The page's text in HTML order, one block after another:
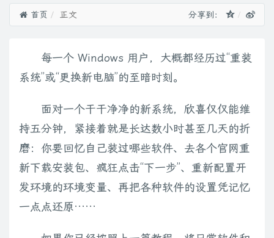
首页 正文 分享到：
每一个 Windows 用户，大概都经历过“重装
系统”或“更换新电脑”的至暗时刻。
面对一个干干净净的新系统，欣喜仅仅能维
持五分钟，紧接着就是长达数小时甚至几天的折
磨：你要回忆自己装过哪些软件、去各个官网重
新下载安装包、疯狂点击“下一步”、重新配置开
发环境的环境变量、再把各种软件的设置凭记忆
一点点还原……